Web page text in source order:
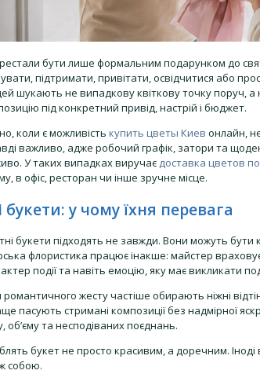
бути лише формальним подарунком до
підтримати, привітати, освідчитися або
шукають не випадкову квіткову точку поруч, а
під конкретний привід, настрій і бюджет.
коли є можливість купить цветы Киев онлайн,
важливо, адже робочий графік, затори та
У таких випадках виручає доставка цветов
в офіс, ресторан чи інше зручне місце.
букети: у чому їхня перевага
букети підходять не завжди. Вони можуть
флористика працює інакше: майстер
події та навіть емоцію, яку має викликати
жесту частіше обирають ніжні
пасують стримані композиції без надмірної
об’єму та несподіваних поєднань.
букет не просто красивим, а доречним. Іноді
собою.